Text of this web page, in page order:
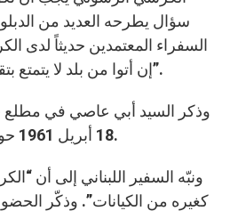
سؤال يطرحه العديد من
السفراء المعتمدين حديثاً لدى
إن أتوا من بلد لا يتمتع بتقليد مسيحي أو كاثوليكي”.
وذكر السيد أبي عاصي في مطلع
18 أبريل 1961 حول العلاقات الدبلوماسية.
ونبّه السفير اللبناني إلى أن
كغيره من الكيانات”. وذكّر